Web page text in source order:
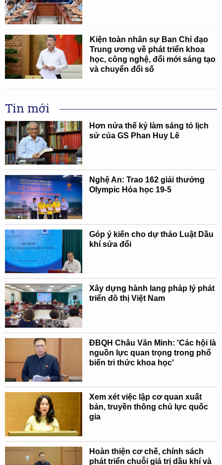
Kiện toàn nhân sự Ban Chỉ đạo
Trung ương về phát triển khoa
học, công nghệ, đổi mới sáng tạo
và chuyển đổi số
Tin mới
Hơn nửa thế kỷ làm sáng tỏ lịch
sử của GS Phan Huy Lê
Nghệ An: Trao 162 giải thưởng
Olympic Hóa học 19-5
Góp ý kiến cho dự thảo Luật Dầu
khí sửa đổi
Xây dựng hành lang pháp lý phát
triển đô thị Việt Nam
ĐBQH Châu Văn Minh: 'Các hội là
nguồn lực quan trọng trong phổ
biến tri thức khoa học'
Xem xét việc lập cơ quan xuất
bản, truyền thông chủ lực quốc
gia
Hoàn thiện cơ chế, chính sách
phát triển chuỗi giá trị dầu khí và